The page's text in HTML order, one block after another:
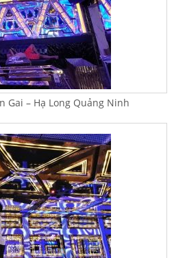
Gai – Hạ Long Quảng Ninh